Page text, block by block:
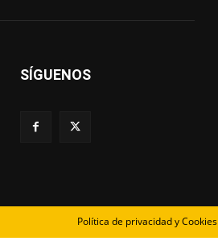
SÍGUENOS
Política de privacidad y Cookies